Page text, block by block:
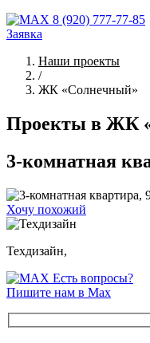
8 (920) 777-77-85
Заявка
Наши проекты
/
ЖК «Солнечный»
Проекты в ЖК
3-комнатная
Хочу похожий
Техдизайн,
Есть вопросы?
Пишите нам в Max